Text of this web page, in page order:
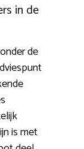
in de
de
is met